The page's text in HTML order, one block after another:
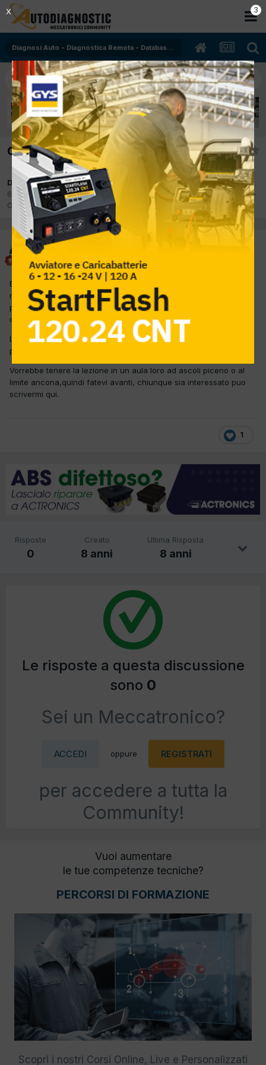
Diagnosi Auto - Diagnostica Remota - Database - Oscilloscopio
Corso Texa Oscilloscopio
Da pierdavide
6 Ottobre 2017 inDiagnosi Auto - Diagnostica Remota - Database -
Oscilloscopio
pierdavide
Inviato 6 Ottobre 2017
Buona sera a tutti, oggi parlando con il rappresentate Texa della
mia zona, mi ha detto che se si arriva ad un numero di circa 9/10
persone riesce ad organizzare un corso di una giornata tenuto
da un ingegnere.
L'oscillo in questione è ovviamente il texa 2 o 4 canali e come
prezzi stiamo sulle 200 euro.
Vorrebbe tenere la lezione in un aula loro ad ascoli piceno o al
limite ancona,quindi fatevi avanti, chiunque sia interessato puo
scrivermi qui.
1
Risposte
0
Creato
8 anni
Ultima Risposta
8 anni
Le risposte a questa discussione
sono 0
Sei un Meccatronico?
ACCEDI oppure REGISTRATI
per accedere a tutta la
Community!
Vuoi aumentare
le tue competenze tecniche?
PERCORSI DI FORMAZIONE
Scopri i nostri Corsi Online, Live e Personalizzati
2
X